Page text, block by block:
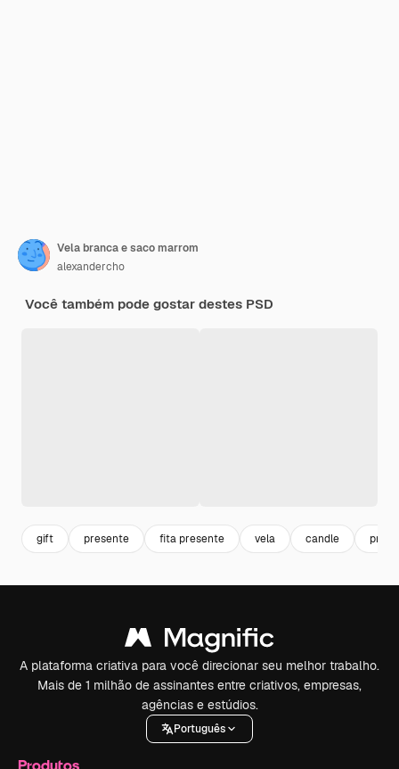
Vela branca e saco marrom
alexandercho
Você também pode gostar destes PSD
gift presente fita presente vela candle
A plataforma criativa para você direcionar seu melhor trabalho.
Mais de 1 milhão de assinantes entre criativos, empresas,
agências e estúdios.
Português
Produtos